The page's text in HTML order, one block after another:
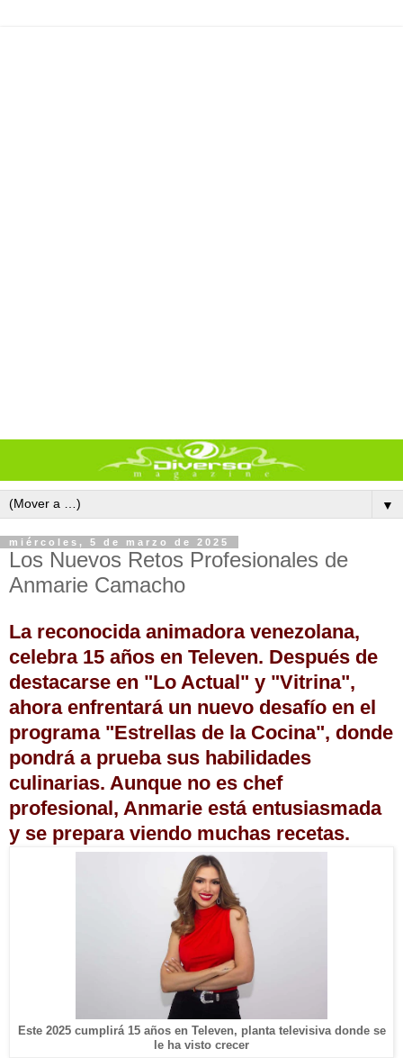
▼
miércoles, 5 de marzo de 2025
Los Nuevos Retos Profesionales de
Anmarie Camacho
La reconocida animadora venezolana,
celebra 15 años en Televen. Después de
destacarse en "Lo Actual" y "Vitrina",
ahora enfrentará un nuevo desafío en el
programa "Estrellas de la Cocina", donde
pondrá a prueba sus habilidades
culinarias. Aunque no es chef
profesional, Anmarie está entusiasmada
y se prepara viendo muchas recetas.
Este 2025 cumplirá 15 años en Televen, planta televisiva donde se
le ha visto crecer